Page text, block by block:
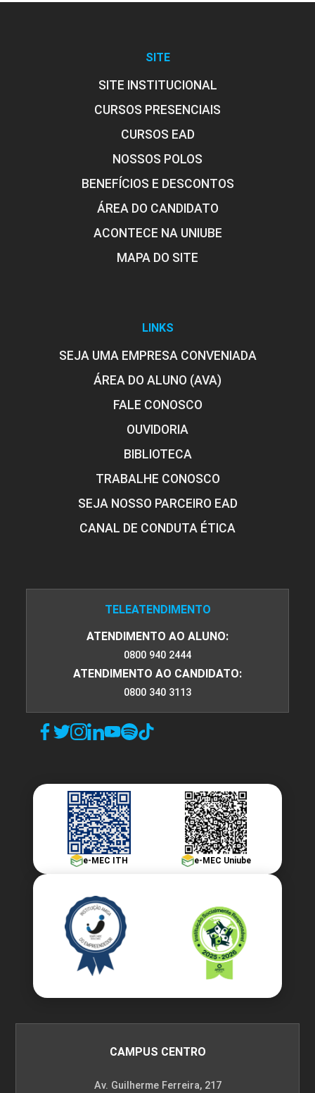
SITE
SITE INSTITUCIONAL
CURSOS PRESENCIAIS
CURSOS EAD
NOSSOS POLOS
BENEFÍCIOS E DESCONTOS
ÁREA DO CANDIDATO
ACONTECE NA UNIUBE
MAPA DO SITE
LINKS
SEJA UMA EMPRESA CONVENIADA
ÁREA DO ALUNO (AVA)
FALE CONOSCO
OUVIDORIA
BIBLIOTECA
TRABALHE CONOSCO
SEJA NOSSO PARCEIRO EAD
CANAL DE CONDUTA ÉTICA
TELEATENDIMENTO
ATENDIMENTO AO ALUNO:
0800 940 2444
ATENDIMENTO AO CANDIDATO:
0800 340 3113
e-MEC ITH e-MEC Uniube
CAMPUS CENTRO
Av. Guilherme Ferreira, 217